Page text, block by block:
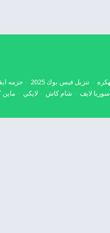
تنزيل فيس بوك 2025 حزمه
سوريا لايف شام كاش لايكي